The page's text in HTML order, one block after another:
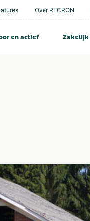
Over RECRON
en actief Zakelijk